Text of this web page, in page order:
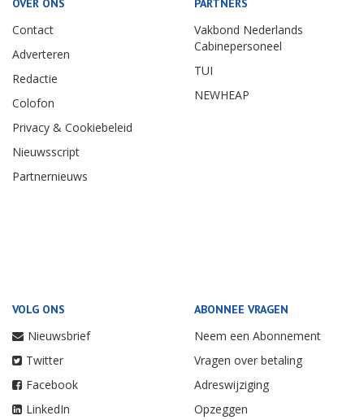
OVER ONS
Contact
Adverteren
Redactie
Colofon
Privacy & Cookiebeleid
Nieuwsscript
Partnernieuws
PARTNERS
Vakbond Nederlands
Cabinepersoneel
TUI
NEWHEAP
VOLG ONS
Nieuwsbrief
Twitter
Facebook
LinkedIn
ABONNEE VRAGEN
Neem een Abonnement
Vragen over betaling
Adreswijziging
Opzeggen